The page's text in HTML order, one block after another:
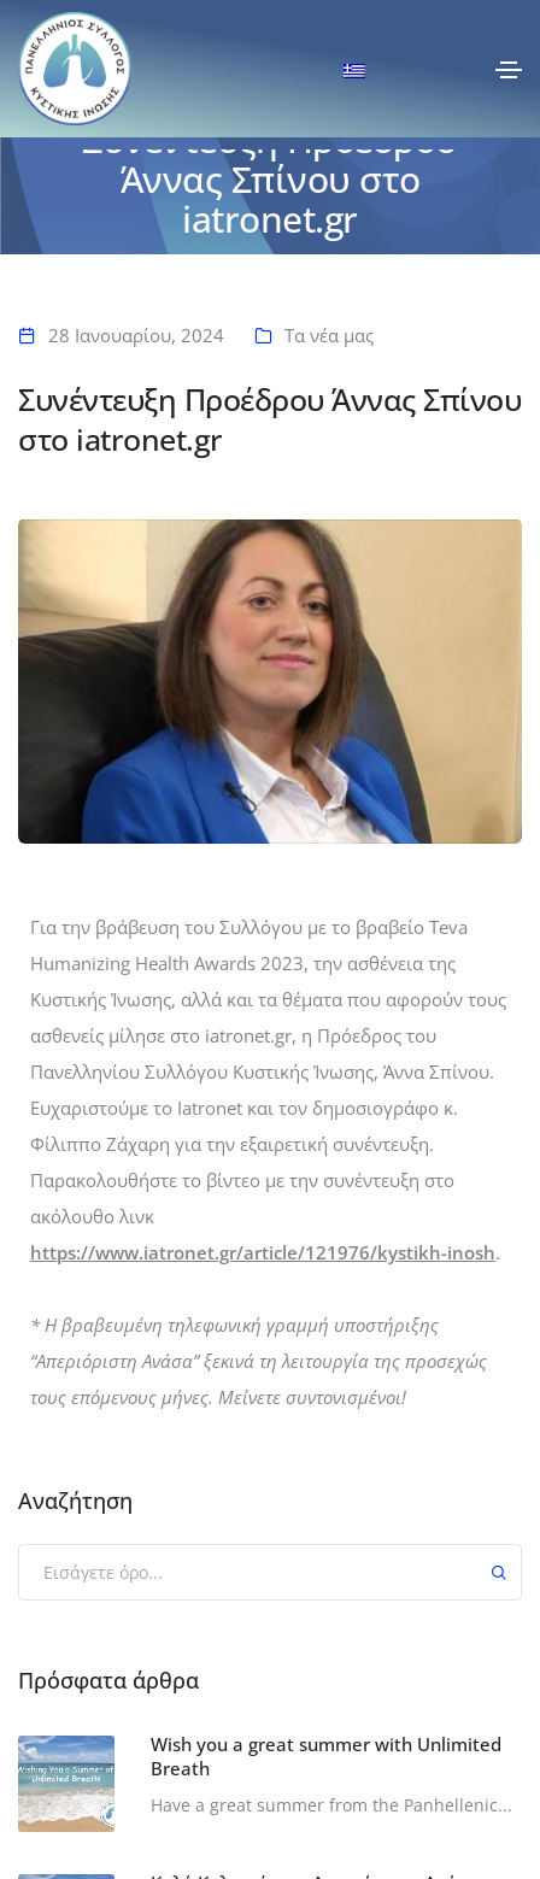
Συνέντευξη Προέδρου
Άννας Σπίνου στο
iatronet.gr
Αρχική Συνέντευξη Προέδρου Άννας Σπίνου στο iatronet.gr
28 Ιανουαρίου, 2024 Τα νέα μας
Συνέντευξη Προέδρου Άννας Σπίνου
στο iatronet.gr
Για την βράβευση του Συλλόγου με το βραβείο Teva
Humanizing Health Awards 2023, την ασθένεια της
Κυστικής Ίνωσης, αλλά και τα θέματα που αφορούν τους
ασθενείς μίλησε στο iatronet.gr, η Πρόεδρος του
Πανελληνίου Συλλόγου Κυστικής Ίνωσης, Άννα Σπίνου.
Ευχαριστούμε το Ιatronet και τον δημοσιογράφο κ.
Φίλιππο Ζάχαρη για την εξαιρετική συνέντευξη.
Παρακολουθήστε το βίντεο με την συνέντευξη στο
ακόλουθο λινκ
https://www.iatronet.gr/article/121976/kystikh-inosh.
* Η βραβευμένη τηλεφωνική γραμμή υποστήριξης
“Απεριόριστη Ανάσα” ξεκινά τη λειτουργία της προσεχώς
τους επόμενους μήνες. Μείνετε συντονισμένοι!
Αναζήτηση
Πρόσφατα άρθρα
Wish you a great summer with Unlimited
Breath
Have a great summer from the Panhellenic...